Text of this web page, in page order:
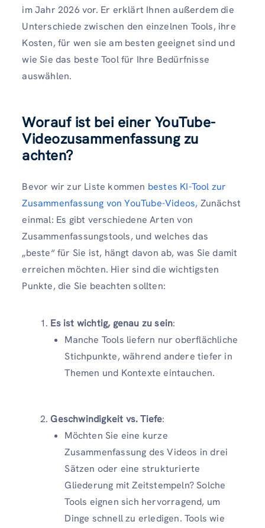
im Jahr 2026 vor. Er erklärt Ihnen außerdem die
Unterschiede zwischen den einzelnen Tools, ihre
Kosten, für wen sie am besten geeignet sind und
wie Sie das beste Tool für Ihre Bedürfnisse
auswählen.
Worauf ist bei einer YouTube-
Videozusammenfassung zu
achten?
Bevor wir zur Liste kommen bestes KI-Tool zur
Zusammenfassung von YouTube-Videos, Zunächst
einmal: Es gibt verschiedene Arten von
Zusammenfassungstools, und welches das
„beste“ für Sie ist, hängt davon ab, was Sie damit
erreichen möchten. Hier sind die wichtigsten
Punkte, die Sie beachten sollten:
Es ist wichtig, genau zu sein:
Manche Tools liefern nur oberflächliche
Stichpunkte, während andere tiefer in
Themen und Kontexte eintauchen.
Geschwindigkeit vs. Tiefe:
Möchten Sie eine kurze
Zusammenfassung des Videos in drei
Sätzen oder eine strukturierte
Gliederung mit Zeitstempeln? Solche
Tools eignen sich hervorragend, um
Dinge schnell zu erledigen. Tools wie